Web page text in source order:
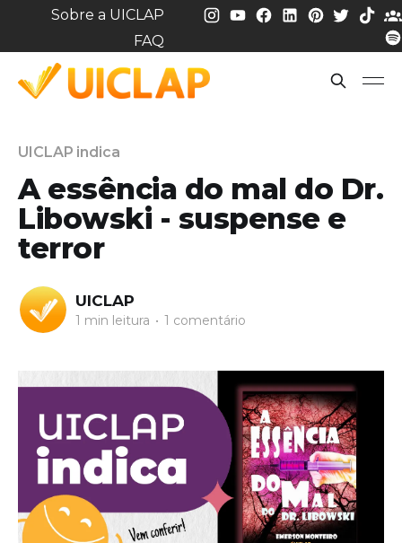
Sobre a UICLAP
FAQ
UICLAP indica
A essência do mal do Dr.
Libowski - suspense e
terror
UICLAP
1 min leitura • 1 comentário